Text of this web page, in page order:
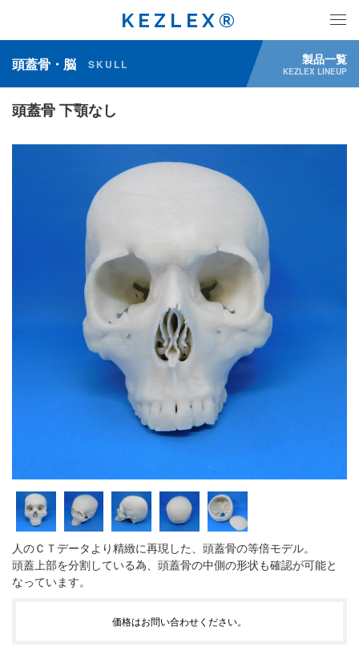
KEZLEX®
頭蓋骨・脳 SKULL 製品一覧
KEZLEX LINEUP
頭蓋骨 下顎なし
人のＣＴデータより精緻に再現した、頭蓋骨の等倍モデル。
頭蓋上部を分割している為、頭蓋骨の中側の形状も確認が可能と
なっています。
価格はお問い合わせください。